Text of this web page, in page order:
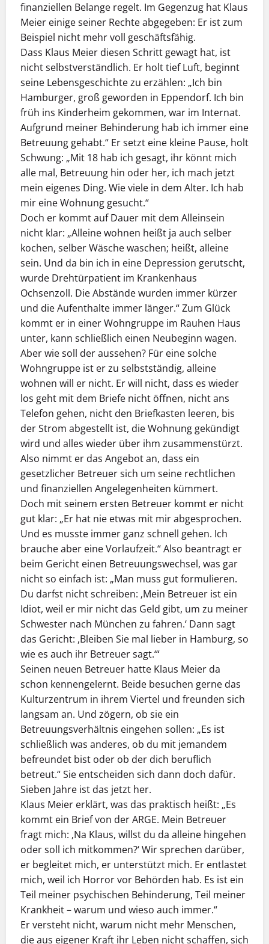
finanziellen Belange regelt. Im Gegenzug hat Klaus
Meier einige seiner Rechte abgegeben: Er ist zum
Beispiel nicht mehr voll geschäftsfähig.
Dass Klaus Meier diesen Schritt gewagt hat, ist
nicht selbstverständlich. Er holt tief Luft, beginnt
seine Lebensgeschichte zu erzählen: „Ich bin
Hamburger, groß geworden in Eppendorf. Ich bin
früh ins Kinderheim gekommen, war im Internat.
Aufgrund meiner Behinderung hab ich immer eine
Betreuung gehabt.“ Er setzt eine kleine Pause, holt
Schwung: „Mit 18 hab ich gesagt, ihr könnt mich
alle mal, Betreuung hin oder her, ich mach jetzt
mein eigenes Ding. Wie viele in dem Alter. Ich hab
mir eine Wohnung gesucht.“
Doch er kommt auf Dauer mit dem Alleinsein
nicht klar: „Alleine wohnen heißt ja auch selber
kochen, selber Wäsche waschen; heißt, alleine
sein. Und da bin ich in eine Depression gerutscht,
wurde Drehtürpatient im Krankenhaus
Ochsenzoll. Die Abstände wurden immer kürzer
und die Aufenthalte immer länger.“ Zum Glück
kommt er in einer Wohngruppe im Rauhen Haus
unter, kann schließlich einen Neubeginn wagen.
Aber wie soll der aussehen? Für eine solche
Wohngruppe ist er zu selbstständig, alleine
wohnen will er nicht. Er will nicht, dass es wieder
los geht mit dem Briefe nicht öffnen, nicht ans
Telefon gehen, nicht den Briefkasten leeren, bis
der Strom abgestellt ist, die Wohnung gekündigt
wird und alles wieder über ihm zusammenstürzt.
Also nimmt er das Angebot an, dass ein
gesetzlicher Betreuer sich um seine rechtlichen
und finanziellen Angelegenheiten kümmert.
Doch mit seinem ersten Betreuer kommt er nicht
gut klar: „Er hat nie etwas mit mir abgesprochen.
Und es musste immer ganz schnell gehen. Ich
brauche aber eine Vorlaufzeit.“ Also beantragt er
beim Gericht einen Betreuungswechsel, was gar
nicht so einfach ist: „Man muss gut formulieren.
Du darfst nicht schreiben: ‚Mein Betreuer ist ein
Idiot, weil er mir nicht das Geld gibt, um zu meiner
Schwester nach München zu fahren.‘ Dann sagt
das Gericht: ,Bleiben Sie mal lieber in Hamburg, so
wie es auch ihr Betreuer sagt.‘“
Seinen neuen Betreuer hatte Klaus Meier da
schon kennengelernt. Beide besuchen gerne das
Kulturzentrum in ihrem Viertel und freunden sich
langsam an. Und zögern, ob sie ein
Betreuungsverhältnis eingehen sollen: „Es ist
schließlich was anderes, ob du mit jemandem
befreundet bist oder ob der dich beruflich
betreut.“ Sie entscheiden sich dann doch dafür.
Sieben Jahre ist das jetzt her.
Klaus Meier erklärt, was das praktisch heißt: „Es
kommt ein Brief von der ARGE. Mein Betreuer
fragt mich: ‚Na Klaus, willst du da alleine hingehen
oder soll ich mitkommen?‘ Wir sprechen darüber,
er begleitet mich, er unterstützt mich. Er entlastet
mich, weil ich Horror vor Behörden hab. Es ist ein
Teil meiner psychischen Behinderung, Teil meiner
Krankheit – warum und wieso auch immer.“
Er versteht nicht, warum nicht mehr Menschen,
die aus eigener Kraft ihr Leben nicht schaffen, sich